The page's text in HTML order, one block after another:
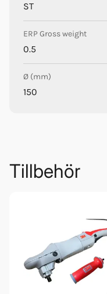
ST
ERP Gross weight
0.5
Ø (mm)
150
Tillbehör